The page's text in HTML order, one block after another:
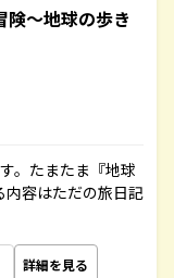
険～地球の歩き
。たまたま『地球
内容はただの旅日記
詳細を見る